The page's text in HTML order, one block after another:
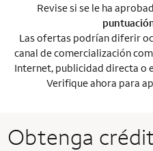
Revise si se le ha
Las ofertas podrían diferir
canal de comercialización
Internet, publicidad directa o
Verifique ahora para
Obtenga